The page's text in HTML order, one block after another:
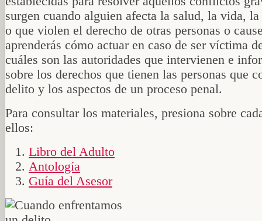
surgen cuando alguien afecta la salud, la vida,
o que violen el derecho de otras personas o
aprenderás cómo actuar en caso de ser víctima
cuáles son las autoridades que intervienen e
sobre los derechos que tienen las personas que
delito y los aspectos de un proceso penal.
Para consultar los materiales, presiona sobre
ellos:
Libro del Adulto
Antología
Guía del Asesor